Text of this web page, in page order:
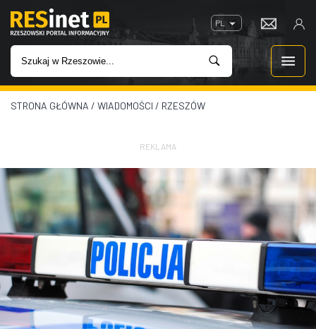
PL
WIADOMOŚCI
IMPREZY
ROZRYWKA
W KINACH
GASTRONOMIA
STRONA GŁÓWNA / WIADOMOŚCI / RZESZÓW
REKLAMA